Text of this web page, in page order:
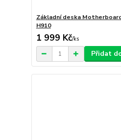
Základní deska
H910
1 999 Kč/ks
Přidat